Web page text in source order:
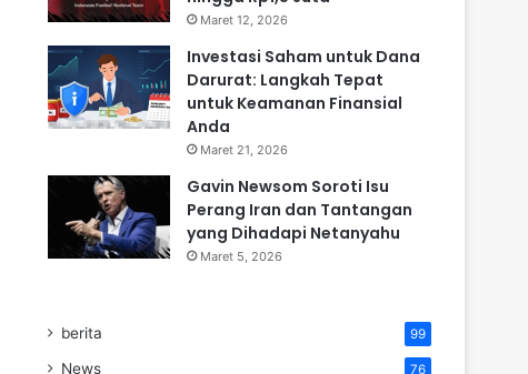
Maret 12, 2026
Investasi Saham untuk Dana
Darurat: Langkah Tepat
untuk Keamanan Finansial
Anda
Maret 21, 2026
Gavin Newsom Soroti Isu
Perang Iran dan Tantangan
yang Dihadapi Netanyahu
Maret 5, 2026
berita 99
News 76